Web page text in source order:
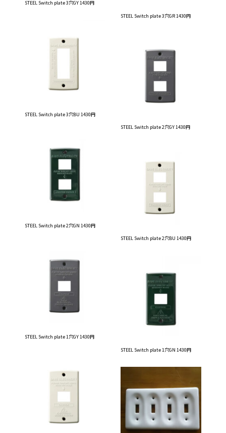
STEEL Switch plate 3穴GY 1430円
STEEL Switch plate 3穴GR 1430円
STEEL Switch plate 3穴BU 1430円
STEEL Switch plate 2穴GY 1430円
STEEL Switch plate 2穴GN 1430円
STEEL Switch plate 2穴BU 1430円
STEEL Switch plate 1穴GY 1430円
STEEL Switch plate 1穴GN 1430円